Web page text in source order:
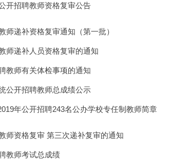
开招聘教师资格复审公告
师递补资格复审通知（第一批）
师递补人员资格复审的通知
教师有关体检事项的通知
公开招聘教师总成绩公示
年公开招聘243名公办学校专任制教师简章
师资格复审 第三次递补复审的通知
教师考试总成绩